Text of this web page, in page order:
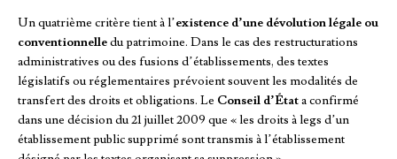
Un quatrième critère tient à l’existence d’une dévolution légale ou
conventionnelledu patrimoine. Dans le cas des restructurations
administratives ou des fusions d’établissements, des textes
législatifs ou réglementaires prévoient souvent les modalités de
transfert des droits et obligations. Le Conseil d’Étata confirmé
dans une décision du 21 juillet 2009 que « les droits à legs d’un
établissement public supprimé sont transmis à l’établissement